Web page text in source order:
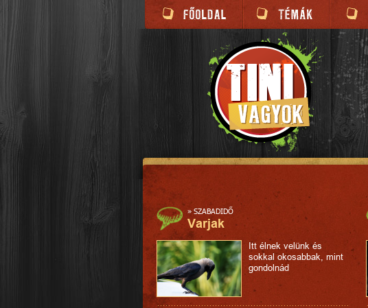
» SZABADIDŐ
Varjak
Itt élnek velünk és
sokkal okosabbak, mint
gondolnád